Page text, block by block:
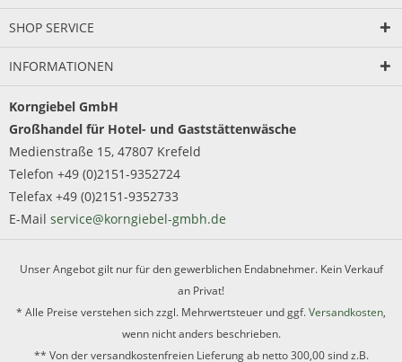
SHOP SERVICE
INFORMATIONEN
Korngiebel GmbH
Großhandel für Hotel- und Gaststättenwäsche
Medienstraße 15, 47807 Krefeld
Telefon +49 (0)2151-9352724
Telefax +49 (0)2151-9352733
E-Mail service@korngiebel-gmbh.de
Unser Angebot gilt nur für den gewerblichen Endabnehmer. Kein Verkauf
an Privat!
* Alle Preise verstehen sich zzgl. Mehrwertsteuer und ggf.Versandkosten,
wenn nicht anders beschrieben.
** Von der versandkostenfreien Lieferung ab netto 300,00 sind z.B.